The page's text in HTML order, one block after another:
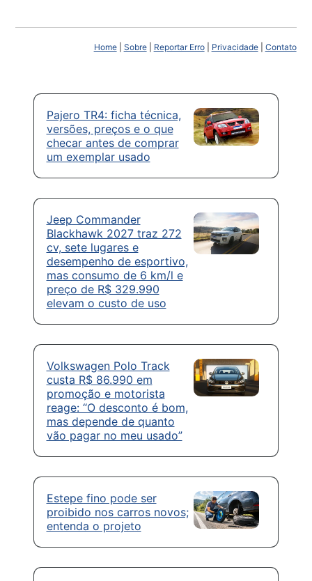
Home| Sobre| Reportar Erro| Privacidade| Contato
Pajero TR4: ficha técnica,
versões, preços e o que
checar antes de comprar
um exemplar usado
Jeep Commander
Blackhawk 2027 traz 272
cv, sete lugares e
desempenho de esportivo,
mas consumo de 6 km/l e
preço de R$ 329.990
elevam o custo de uso
Volkswagen Polo Track
custa R$ 86.990 em
promoção e motorista
reage: “O desconto é bom,
mas depende de quanto
vão pagar no meu usado”
Estepe fino pode ser
proibido nos carros novos;
entenda o projeto